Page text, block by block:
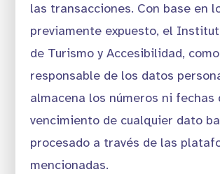
las transacciones. Con base en
previamente expuesto, el
de Turismo y Accesibilidad, como
responsable de los datos
almacena los números ni fechas
vencimiento de cualquier dato
procesado a través de las
mencionadas.